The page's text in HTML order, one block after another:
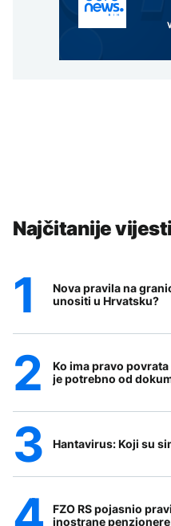
Najčitanije vijesti
Nova pravila na
unositi u Hrvatsku?
Ko ima pravo
je potrebno od
Hantavirus: Koji su
FZO RS pojasnio
inostrane penzionere